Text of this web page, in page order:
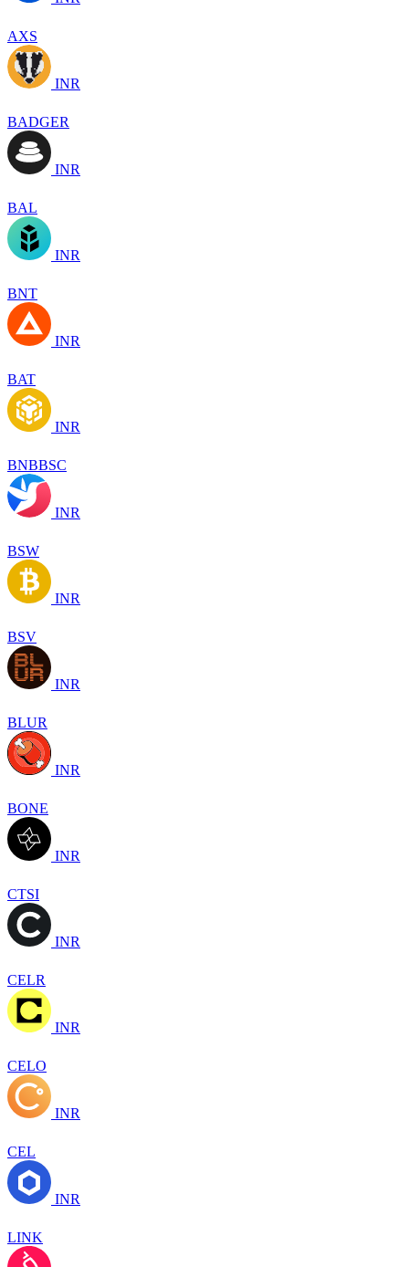
AXS
INR
BADGER
INR
BAL
INR
BNT
INR
BAT
INR
BNBBSC
INR
BSW
INR
BSV
INR
BLUR
INR
BONE
INR
CTSI
INR
CELR
INR
CELO
INR
CEL
INR
LINK